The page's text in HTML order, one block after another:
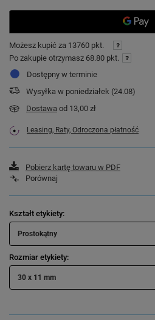
Możesz kupić za 13760 pkt.
Po zakupie otrzymasz 68.80 pkt.
Dostępny w terminie
Wysyłka w poniedziałek (24.08)
Dostawa od 13,00 zł
Leasing, Raty, Odroczona płatność
Pobierz kartę towaru w PDF
Porównaj
Kształt etykiety
Prostokątny
Rozmiar etykiety
30 x 11 mm